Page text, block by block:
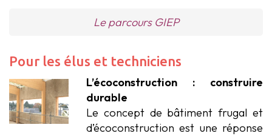
Le parcours GIEP
Pour les élus et techniciens
L’écoconstruction : construire
durable
Le concept de bâtiment frugal et
d’écoconstruction est une réponse